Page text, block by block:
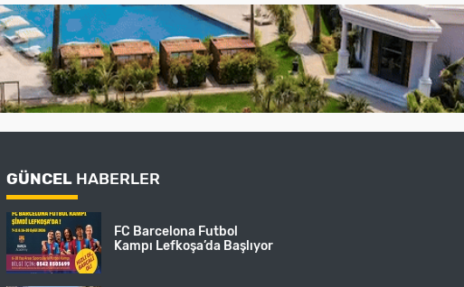
GÜNCEL HABERLER
FC Barcelona Futbol
Kampı Lefkoşa’da Başlıyor